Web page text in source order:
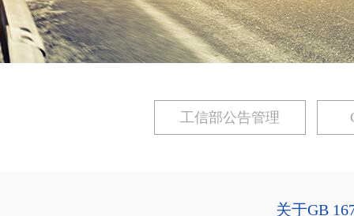
工信部公告管理
关于GB